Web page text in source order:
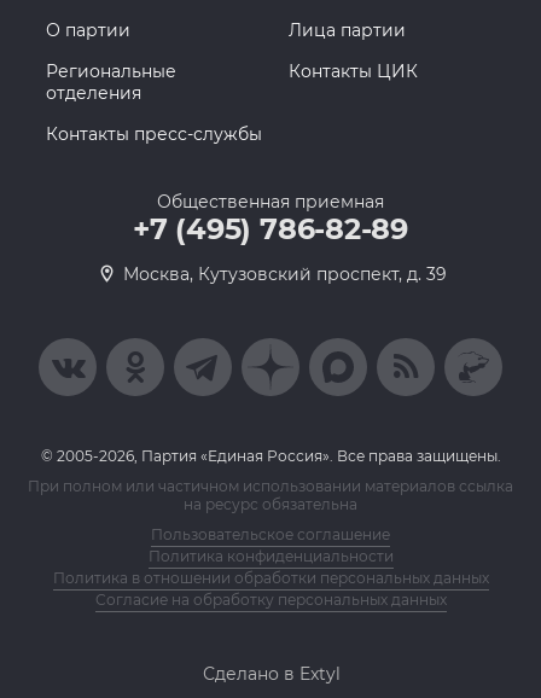
О партии
Лица партии
Региональные
отделения
Контакты ЦИК
Контакты пресс-службы
Общественная приемная
+7 (495) 786-82-89
Москва, Кутузовский проспект, д. 39
© 2005-2026, Партия «Единая Россия». Все права защищены.
При полном или частичном использовании материалов ссылка
на ресурс обязательна
Пользовательское соглашение
Политика конфиденциальности
Политика в отношении обработки персональных данных
Согласие на обработку персональных данных
Сделано в Extyl